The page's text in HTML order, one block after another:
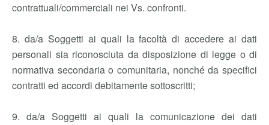
contrattuali/commerciali nei Vs. confronti.
8. da/a Soggetti ai quali la facoltà di accedere ai dati
personali sia riconosciuta da disposizione di legge o di
normativa secondaria o comunitaria, nonché da specifici
contratti ed accordi debitamente sottoscritti;
9. da/a Soggetti ai quali la comunicazione dei dati